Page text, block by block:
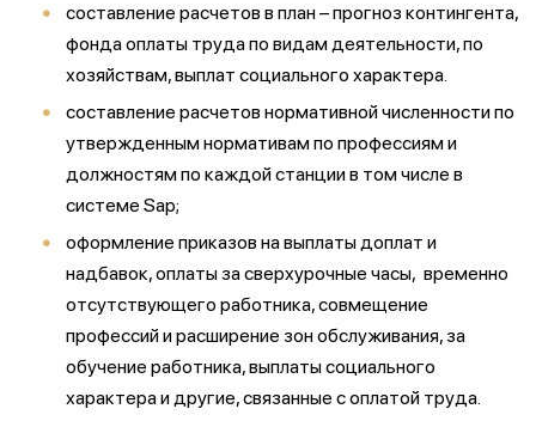
составление расчетов в план – прогноз контингента,
фонда оплаты труда по видам деятельности, по
хозяйствам, выплат социального характера.
составление расчетов нормативной численности по
утвержденным нормативам по профессиям и
должностям по каждой станции в том числе в
системе Sap;
оформление приказов на выплаты доплат и
надбавок, оплаты за сверхурочные часы, временно
отсутствующего работника, совмещение
профессий и расширение зон обслуживания, за
обучение работника, выплаты социального
характера и другие, связанные с оплатой труда.